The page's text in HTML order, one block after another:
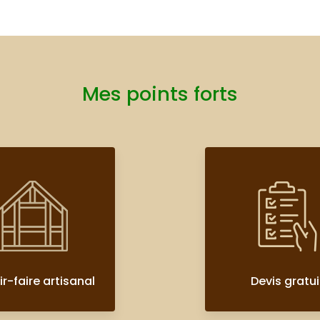
Mes points forts
faire artisanal Devis